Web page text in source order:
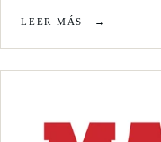
LEER MÁS →